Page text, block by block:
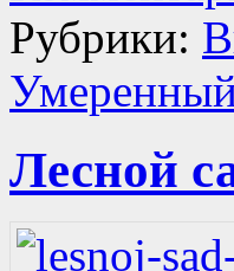
Рубрики:
Лесной